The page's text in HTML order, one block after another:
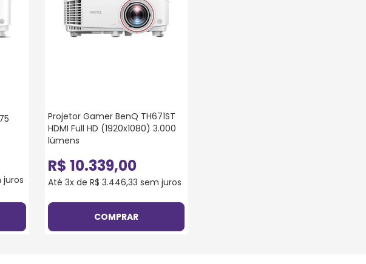
juros
Projetor Gamer BenQ TH671ST
HDMI Full HD (1920x1080) 3.000
lúmens
R$ 10.339,00
Até3x deR$ 3.446,33 sem juros